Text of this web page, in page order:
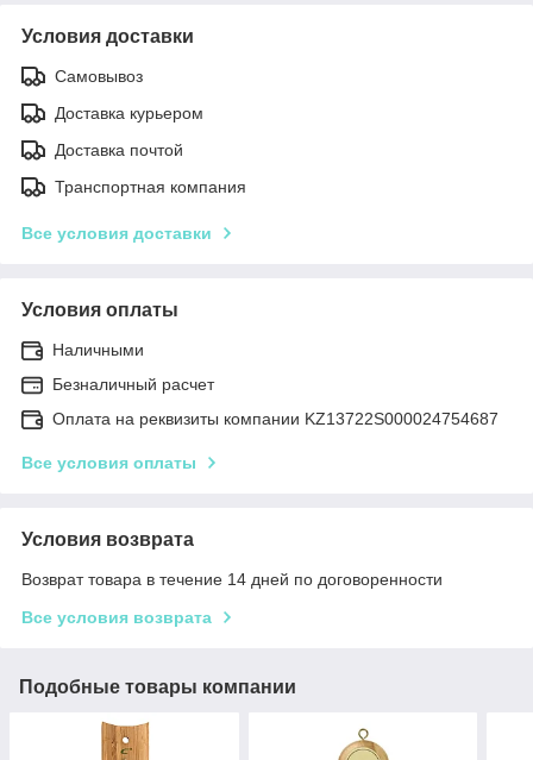
Условия доставки
Самовывоз
Доставка курьером
Доставка почтой
Транспортная компания
Все условия доставки
Условия оплаты
Наличными
Безналичный расчет
Оплата на реквизиты компании KZ13722S000024754687
Все условия оплаты
Условия возврата
Возврат товара в течение 14 дней по договоренности
Все условия возврата
Подобные товары компании